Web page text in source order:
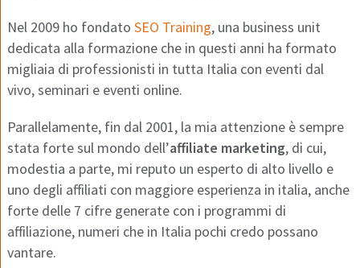
Nel 2009 ho fondato SEO Training, una business unit
dedicata alla formazione che in questi anni ha formato
migliaia di professionisti in tutta Italia con eventi dal
vivo, seminari e eventi online.
Parallelamente, fin dal 2001, la mia attenzione è sempre
stata forte sul mondo dell’affiliate marketing, di cui,
modestia a parte, mi reputo un esperto di alto livello e
uno degli affiliati con maggiore esperienza in italia, anche
forte delle 7 cifre generate con i programmi di
affiliazione, numeri che in Italia pochi credo possano
vantare.